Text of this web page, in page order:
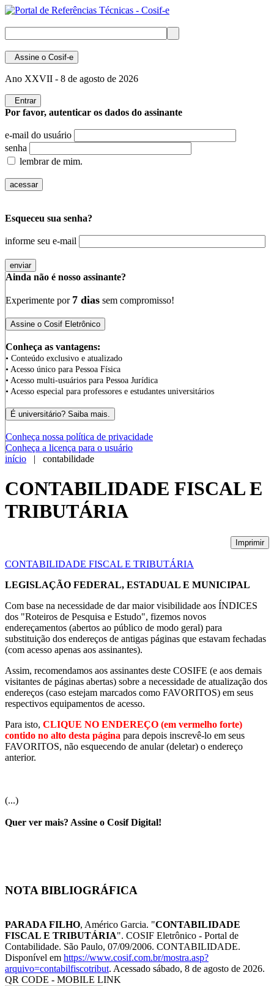
Assine o Cosif-e
Ano XXVII - 8 de agosto de 2026
Entrar
Por favor, autenticar os dados do assinante
e-mail do usuário
senha
lembrar de mim.
Esqueceu sua senha?
informe seu e-mail
Ainda não é nosso assinante?
Experimente por 7 dias sem compromisso!
Conheça as vantagens:
• Conteúdo exclusivo e atualizado
• Acesso único para Pessoa Física
• Acesso multi-usuários para Pessoa Jurídica
• Acesso especial para professores e estudantes universitários
Conheça nossa política de privacidade
Conheça a licença para o usuário
início | contabilidade
CONTABILIDADE FISCAL E
TRIBUTÁRIA
Imprimir
CONTABILIDADE FISCAL E TRIBUTÁRIA
LEGISLAÇÃO FEDERAL, ESTADUAL E MUNICIPAL
Com base na necessidade de dar maior visibilidade aos ÍNDICES
dos "Roteiros de Pesquisa e Estudo", fizemos novos
endereçamentos (abertos ao público de modo geral) para
substituição dos endereços de antigas páginas que estavam fechadas
(com acesso apenas aos assinantes).
Assim, recomendamos aos assinantes deste COSIFE (e aos demais
visitantes de páginas abertas) sobre a necessidade de atualização dos
endereços (caso estejam marcados como FAVORITOS) em seus
respectivos equipamentos de acesso.
Para isto, CLIQUE NO ENDEREÇO (em vermelho forte)
contido no alto desta página para depois inscrevê-lo em seus
FAVORITOS, não esquecendo de anular (deletar) o endereço
anterior.
(...)
Quer ver mais? Assine o Cosif Digital!
NOTA BIBLIOGRÁFICA
PARADA FILHO, Américo Garcia. "CONTABILIDADE
FISCAL E TRIBUTÁRIA". COSIF Eletrônico - Portal de
Contabilidade. São Paulo, 07/09/2006. CONTABILIDADE.
Disponível em https://www.cosif.com.br/mostra.asp?
arquivo=contabilfiscotribut. Acessado sábado, 8 de agosto de 2026.
QR CODE - MOBILE LINK